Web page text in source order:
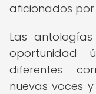
aficionados por
Las
oportunidad
diferentes
nuevas voces